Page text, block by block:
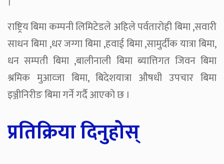
राष्ट्रिय बिमा कम्पनी लिमिटेडले अहिले पर्वतारोही बिमा ,सवारी
साधन बिमा ,धर जग्गा बिमा ,हवाई बिमा ,सामुर्दीक यात्रा बिमा,
धन सम्पती बिमा ,बालीनाली बिमा ब्यात्तिगत जिवन बिमा
श्रमिक मुआव्जा बिमा, बिदेशयात्रा औषधी उपचार बिमा
इञ्जीनिरीङ बिमा गर्ने गर्दै आएको छ ।
प्रतिक्रिया दिनुहोस्